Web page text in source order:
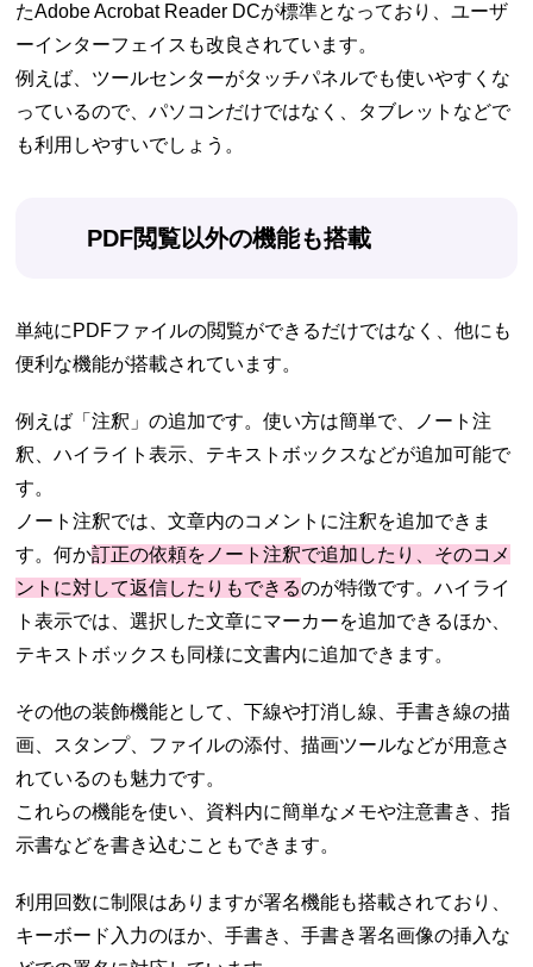
たAdobe Acrobat Reader DCが標準となっており、ユーザ
ーインターフェイスも改良されています。
例えば、ツールセンターがタッチパネルでも使いやすくな
っているので、パソコンだけではなく、タブレットなどで
も利用しやすいでしょう。
PDF閲覧以外の機能も搭載
単純にPDFファイルの閲覧ができるだけではなく、他にも
便利な機能が搭載されています。
例えば「注釈」の追加です。使い方は簡単で、ノート注
釈、ハイライト表示、テキストボックスなどが追加可能で
す。
ノート注釈では、文章内のコメントに注釈を追加できま
す。何か訂正の依頼をノート注釈で追加したり、そのコメ
ントに対して返信したりもできるのが特徴です。ハイライ
ト表示では、選択した文章にマーカーを追加できるほか、
テキストボックスも同様に文書内に追加できます。
その他の装飾機能として、下線や打消し線、手書き線の描
画、スタンプ、ファイルの添付、描画ツールなどが用意さ
れているのも魅力です。
これらの機能を使い、資料内に簡単なメモや注意書き、指
示書などを書き込むこともできます。
利用回数に制限はありますが署名機能も搭載されており、
キーボード入力のほか、手書き、手書き署名画像の挿入な